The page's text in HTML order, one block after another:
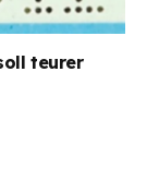
teurer